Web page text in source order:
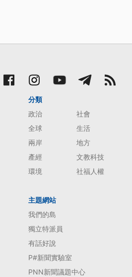
分類
政治
社會
全球
生活
兩岸
地方
產經
文教科技
環境
社福人權
主題網站
我們的島
獨立特派員
有話好說
P#新聞實驗室
PNN新聞議題中心